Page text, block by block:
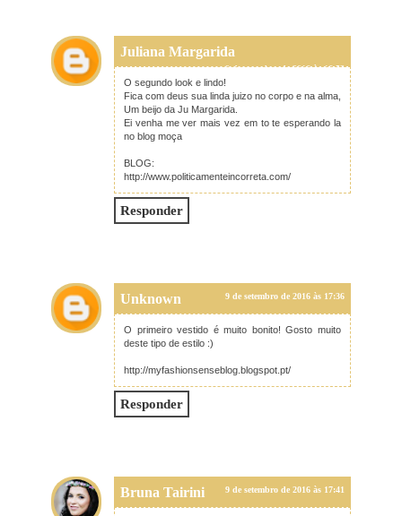
Juliana Margarida
9 de setembro de 2016 às 16:53
O segundo look e lindo!
Fica com deus sua linda juizo no corpo e na alma,
Um beijo da Ju Margarida.
Ei venha me ver mais vez em to te esperando la
no blog moça
BLOG:
http://www.politicamenteincorreta.com/
Responder
Unknown 9 de setembro de 2016 às 17:36
O primeiro vestido é muito bonito! Gosto muito
deste tipo de estilo :)
http://myfashionsenseblog.blogspot.pt/
Responder
Bruna Tairini 9 de setembro de 2016 às 17:41